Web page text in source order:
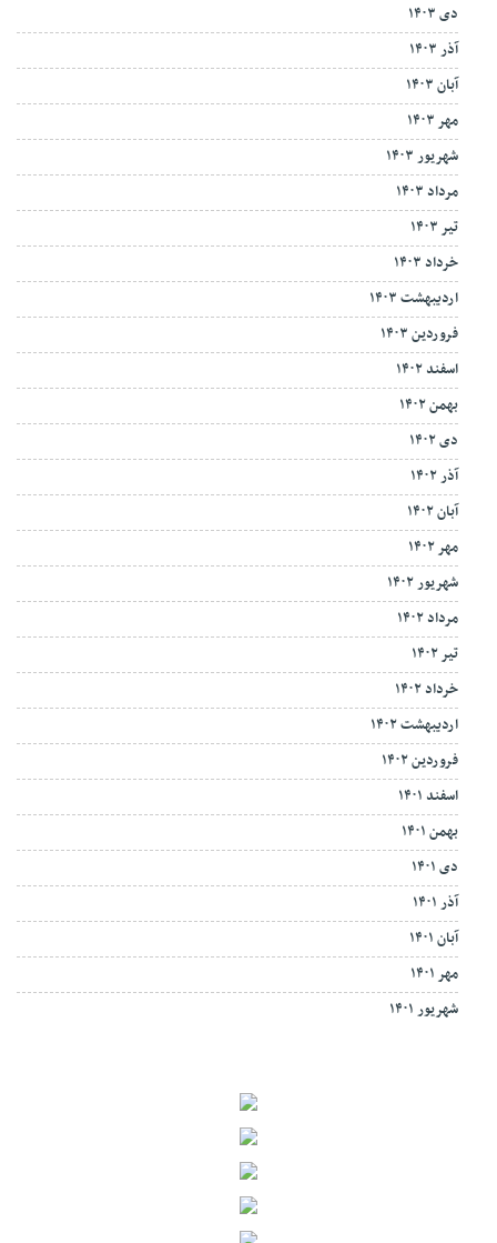
دی ۱۴۰۳
آذر ۱۴۰۳
آبان ۱۴۰۳
مهر ۱۴۰۳
شهریور ۱۴۰۳
مرداد ۱۴۰۳
تیر ۱۴۰۳
خرداد ۱۴۰۳
اردیبهشت ۱۴۰۳
فروردین ۱۴۰۳
اسفند ۱۴۰۲
بهمن ۱۴۰۲
دی ۱۴۰۲
آذر ۱۴۰۲
آبان ۱۴۰۲
مهر ۱۴۰۲
شهریور ۱۴۰۲
مرداد ۱۴۰۲
تیر ۱۴۰۲
خرداد ۱۴۰۲
اردیبهشت ۱۴۰۲
فروردین ۱۴۰۲
اسفند ۱۴۰۱
بهمن ۱۴۰۱
دی ۱۴۰۱
آذر ۱۴۰۱
آبان ۱۴۰۱
مهر ۱۴۰۱
شهریور ۱۴۰۱